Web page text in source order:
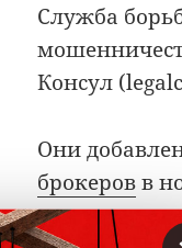
Служба
Консул
Они
брокеровв